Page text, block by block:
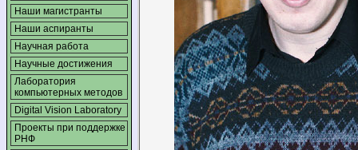
Наши магистранты
Наши аспиранты
Научная работа
Научные достижения
Лаборатория
компьютерных методов
Digital Vision Laboratory
Проекты при поддержке
РНФ